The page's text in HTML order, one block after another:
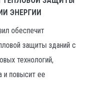
ЭНЕРГИИ
обеспечит
защиты зданий с
технологий,
и повысит ее